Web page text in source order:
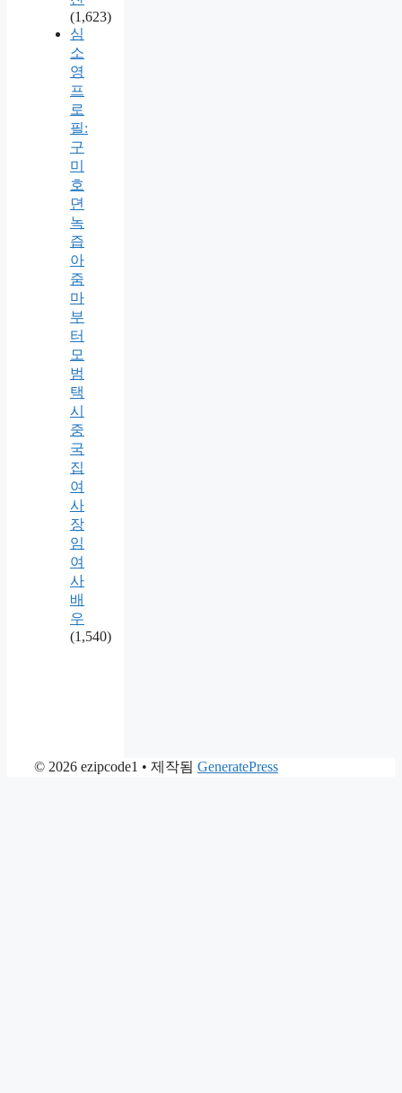
(1,623)
심
소
영
프
로
필:
구
미
호
뎐
녹
즙
아
줌
마
부
터
모
범
택
시
중
국
집
여
사
장
임
여
사
배
우
(1,540)
© 2026 ezipcode1 • 제작됨 GeneratePress